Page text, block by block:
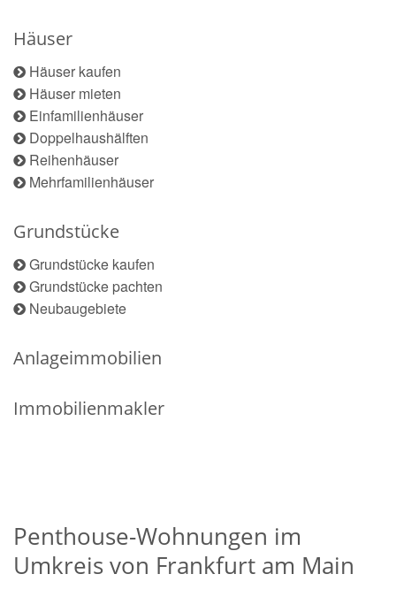
Häuser
Häuser kaufen
Häuser mieten
Einfamilienhäuser
Doppelhaushälften
Reihenhäuser
Mehrfamilienhäuser
Grundstücke
Grundstücke kaufen
Grundstücke pachten
Neubaugebiete
Anlageimmobilien
Immobilienmakler
Penthouse-Wohnungen im
Umkreis von Frankfurt am Main